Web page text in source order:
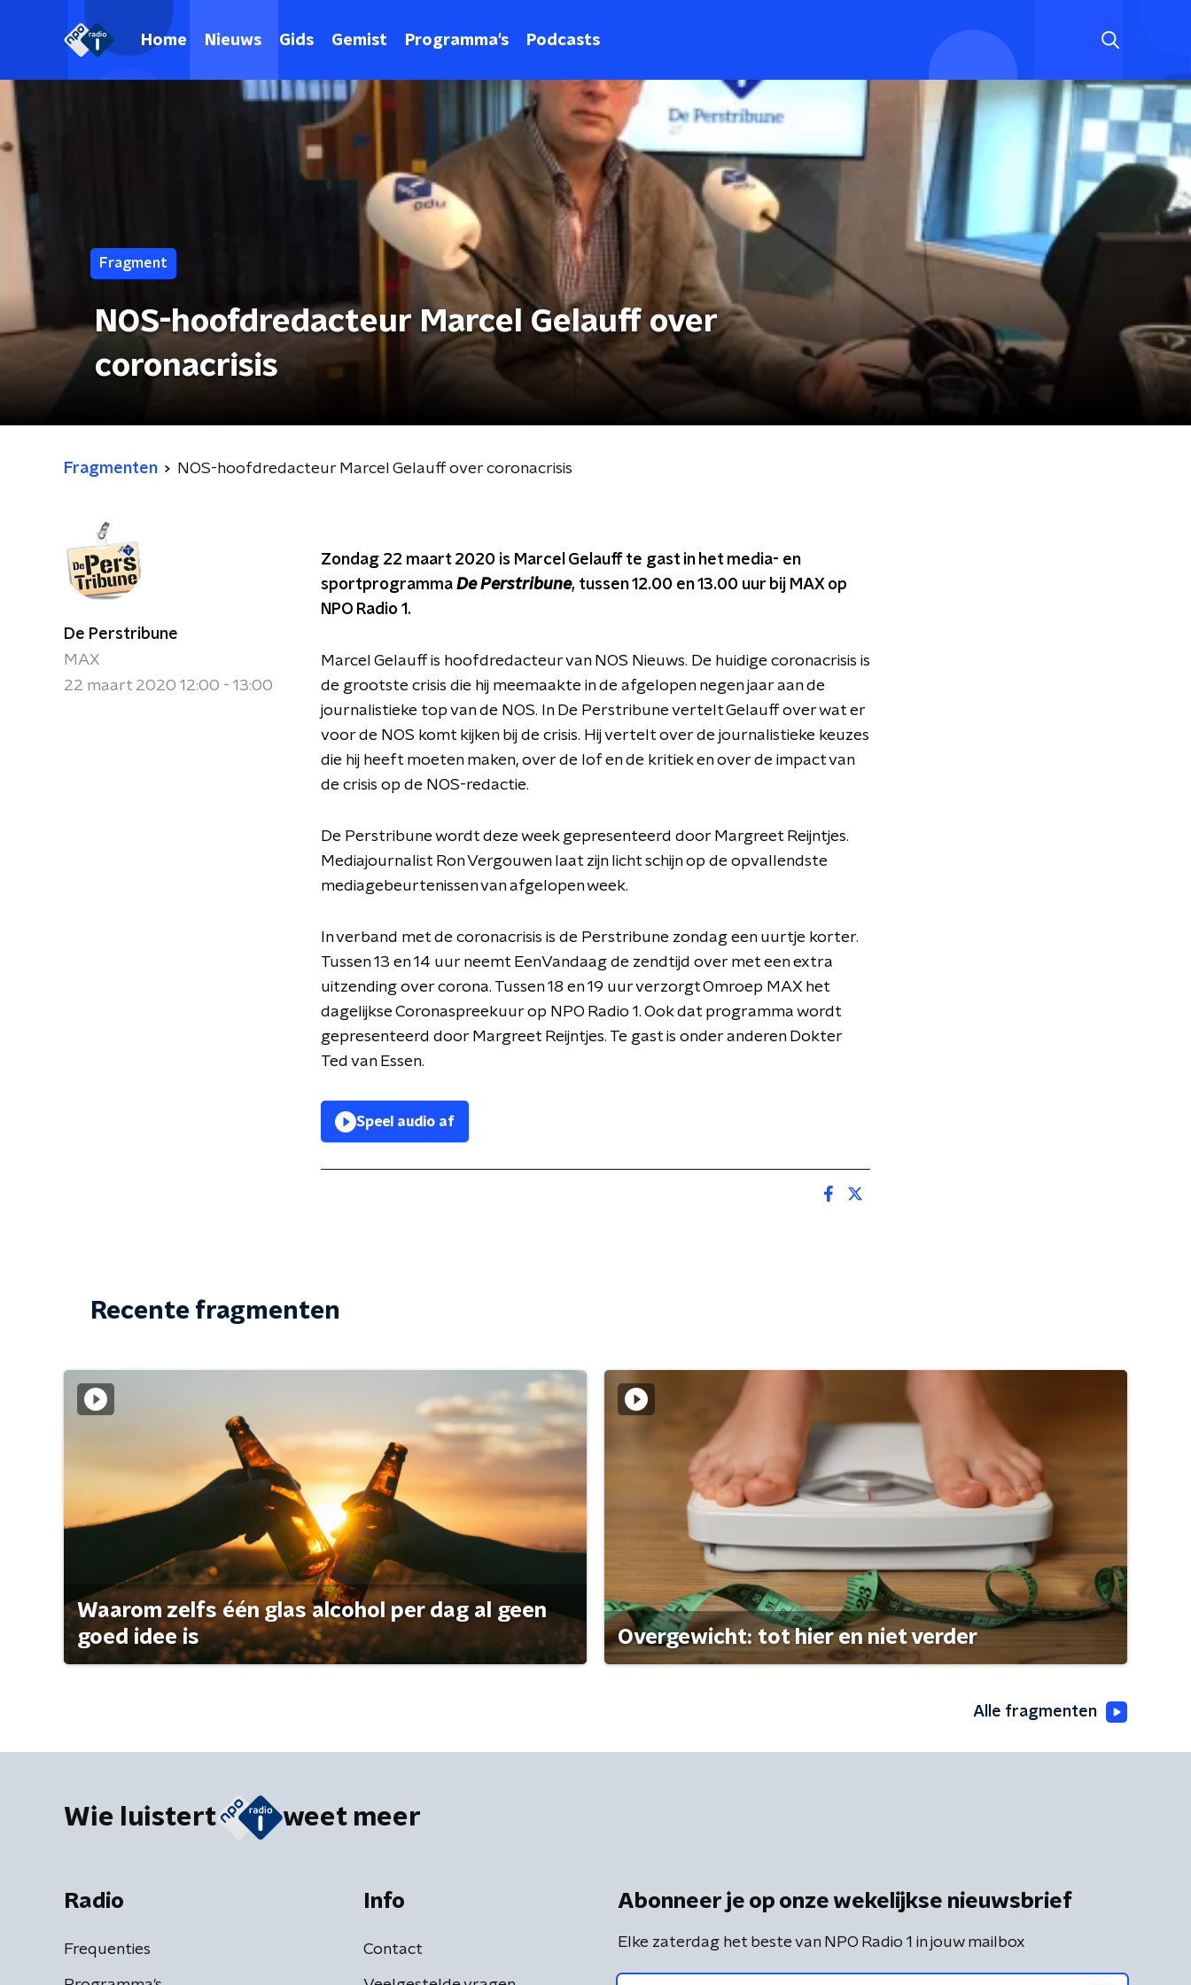
Home Nieuws Gids Gemist Programma's Podcasts
Fragment
NOS-hoofdredacteur Marcel Gelauff over
coronacrisis
Fragmenten NOS-hoofdredacteur Marcel Gelauff over coronacrisis
De Perstribune
MAX
22 maart 2020 12:00 - 13:00
Zondag 22 maart 2020 is Marcel Gelauff te gast in het media- en
sportprogramma De Perstribune, tussen 12.00 en 13.00 uur bij MAX op
NPO Radio 1.
Marcel Gelauff is hoofdredacteur van NOS Nieuws. De huidige coronacrisis is
de grootste crisis die hij meemaakte in de afgelopen negen jaar aan de
journalistieke top van de NOS. In De Perstribune vertelt Gelauff over wat er
voor de NOS komt kijken bij de crisis. Hij vertelt over de journalistieke keuzes
die hij heeft moeten maken, over de lof en de kritiek en over de impact van
de crisis op de NOS-redactie.
De Perstribune wordt deze week gepresenteerd door Margreet Reijntjes.
Mediajournalist Ron Vergouwen laat zijn licht schijn op de opvallendste
mediagebeurtenissen van afgelopen week.
In verband met de coronacrisis is de Perstribune zondag een uurtje korter.
Tussen 13 en 14 uur neemt EenVandaag de zendtijd over met een extra
uitzending over corona. Tussen 18 en 19 uur verzorgt Omroep MAX het
dagelijkse Coronaspreekuur op NPO Radio 1. Ook dat programma wordt
gepresenteerd door Margreet Reijntjes. Te gast is onder anderen Dokter
Ted van Essen.
Speel audio af
Recente fragmenten
Waarom zelfs één glas alcohol per dag al geen
goed idee is
Overgewicht: tot hier en niet verder
Alle fragmenten
Wie luistert weet meer
Radio
Frequenties
Info
Contact
Abonneer je op onze wekelijkse nieuwsbrief
Elke zaterdag het beste van NPO Radio 1 in jouw mailbox